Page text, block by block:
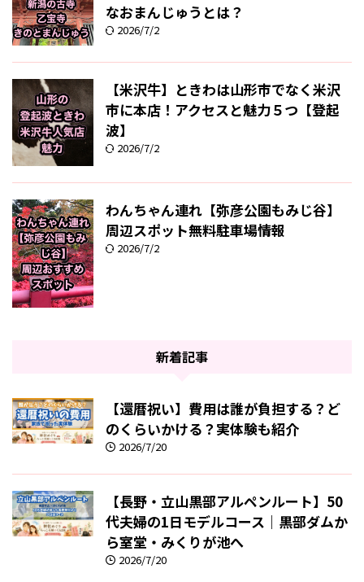
なおまんじゅうとは？
2026/7/2
【米沢牛】ときわは山形市でなく米沢
市に本店！アクセスと魅力５つ【登起
波】
2026/7/2
わんちゃん連れ【弥彦公園もみじ谷】
周辺スポット無料駐車場情報
2026/7/2
新着記事
【還暦祝い】費用は誰が負担する？ど
のくらいかける？実体験も紹介
2026/7/20
【長野・立山黒部アルペンルート】50
代夫婦の1日モデルコース｜黒部ダムか
ら室堂・みくりが池へ
2026/7/20